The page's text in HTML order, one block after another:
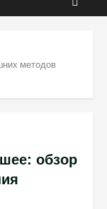
методов
обзор